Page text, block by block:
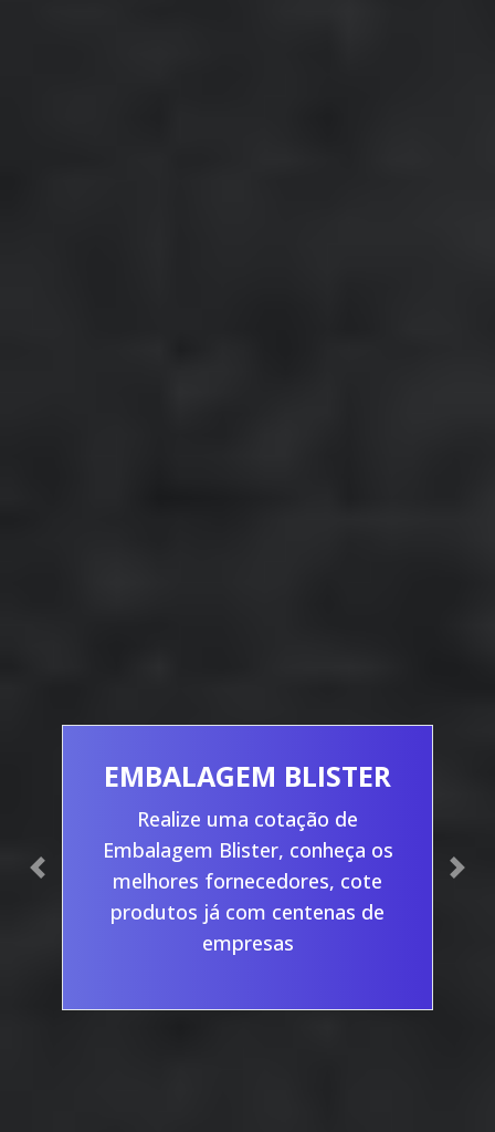
EMBALAGEM BLISTER
Realize uma cotação de
Embalagem Blister, conheça os
melhores fornecedores, cote
produtos já com centenas de
empresas
Previous Next